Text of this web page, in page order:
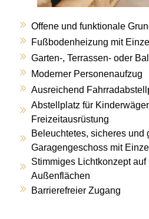
Offene und funktionale
Fußbodenheizung mit
Garten-, Terrassen- oder
Moderner Personenaufzug
Ausreichend
Abstellplatz für
Freizeitausrüstung
Beleuchtetes, sicheres und
Garagengeschoss mit
Stimmiges Lichtkonzept auf
Außenflächen
Barrierefreier Zugang